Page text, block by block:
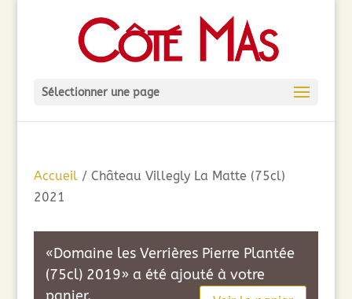
Sélectionner une page
Accueil/ Château Villegly La Matte (75cl)
2021
«Domaine les Verrières Pierre Plantée
(75cl) 2019» a été ajouté à votre